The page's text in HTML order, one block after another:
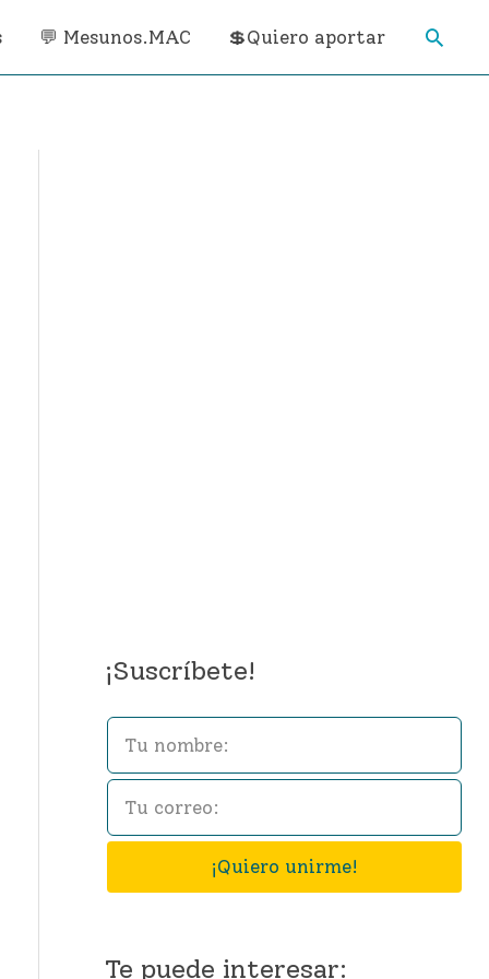
💬 Mesunos.MAC 💲Quiero aportar
¡Suscríbete!
e
v
h
¡Quiero unirme!
Te puede interesar: